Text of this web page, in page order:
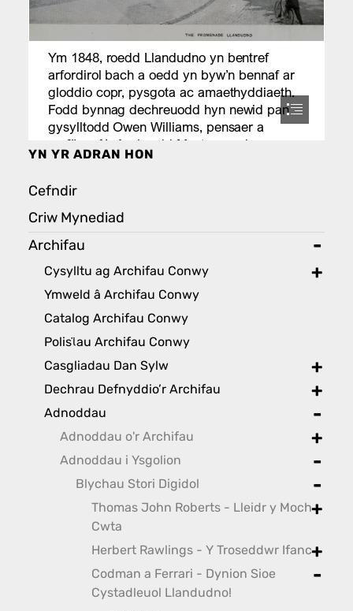
YN YR ADRAN HON
Cefndir
Criw Mynediad
toggle
Archifau
Cysylltu ag Archifau Conwy
Ymweld â Archifau Conwy
Catalog Archifau Conwy
Polisϊau Archifau Conwy
toggle
Casgliadau Dan Sylw
Dechrau Defnyddio’r Archifau
toggle
Adnoddau
Adnoddau o'r Archifau
Adnoddau i Ysgolion
toggle
Blychau Stori Digidol
Thomas John Roberts - Lleidr y Moch
Cwta
Herbert Rawlings - Y Troseddwr Ifanc
Codman a Ferrari - Dynion Sioe
Cystadleuol Llandudno!